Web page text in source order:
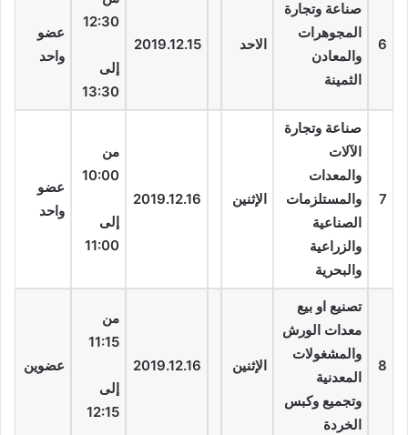
6
صناعة وتجارة
المجوهرات
والمعادن
الثمينة
الاحد 2019.12.15
12:30
إلى
13:30
عضو
واحد
7
صناعة وتجارة
الآلات
والمعدات
والمستلزمات
الصناعية
والزراعية
والبحرية
الإثنين 2019.12.16
من
10:00
إلى
11:00
عضو
واحد
8
تصنيع او بيع
معدات الورش
والمشغولات
المعدنية
وتجميع وكبس
الخردة
الإثنين 2019.12.16
من
11:15
إلى
12:15
عضوين